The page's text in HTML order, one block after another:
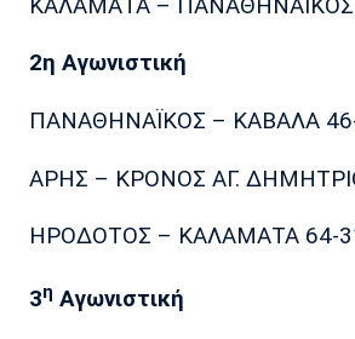
ΚΑΛΑΜΑΤΑ – ΠΑΝΑΘΗΝΑΪΚΟΣ
2η Αγωνιστική
ΠΑΝΑΘΗΝΑΪΚΟΣ – ΚΑΒΑΛΑ
ΑΡΗΣ – ΚΡΟΝΟΣ ΑΓ.
ΗΡΟΔΟΤΟΣ – ΚΑΛΑΜΑΤΑ 64-
3η Αγωνιστική